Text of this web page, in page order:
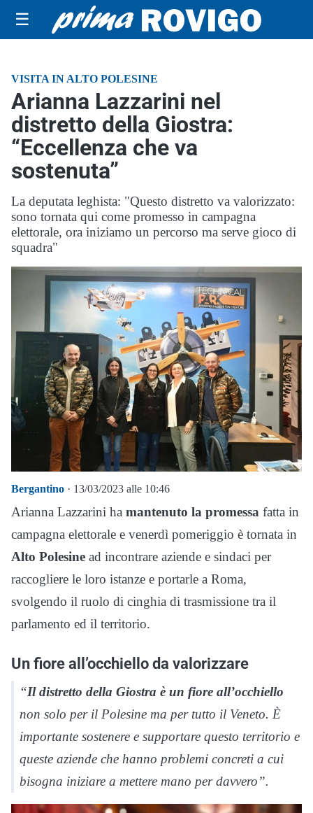
☰
VISITA IN ALTO POLESINE
Arianna Lazzarini nel
distretto della Giostra:
“Eccellenza che va
sostenuta”
La deputata leghista: "Questo distretto va valorizzato:
sono tornata qui come promesso in campagna
elettorale, ora iniziamo un percorso ma serve gioco di
squadra"
Bergantino · 13/03/2023 alle 10:46
Arianna Lazzarini ha mantenuto la promessa fatta in
campagna elettorale e venerdì pomeriggio è tornata in
Alto Polesine ad incontrare aziende e sindaci per
raccogliere le loro istanze e portarle a Roma,
svolgendo il ruolo di cinghia di trasmissione tra il
parlamento ed il territorio.
Un fiore all’occhiello da valorizzare
“Il distretto della Giostra è un fiore all’occhiello
non solo per il Polesine ma per tutto il Veneto. È
importante sostenere e supportare questo territorio e
queste aziende che hanno problemi concreti a cui
bisogna iniziare a mettere mano per davvero”.